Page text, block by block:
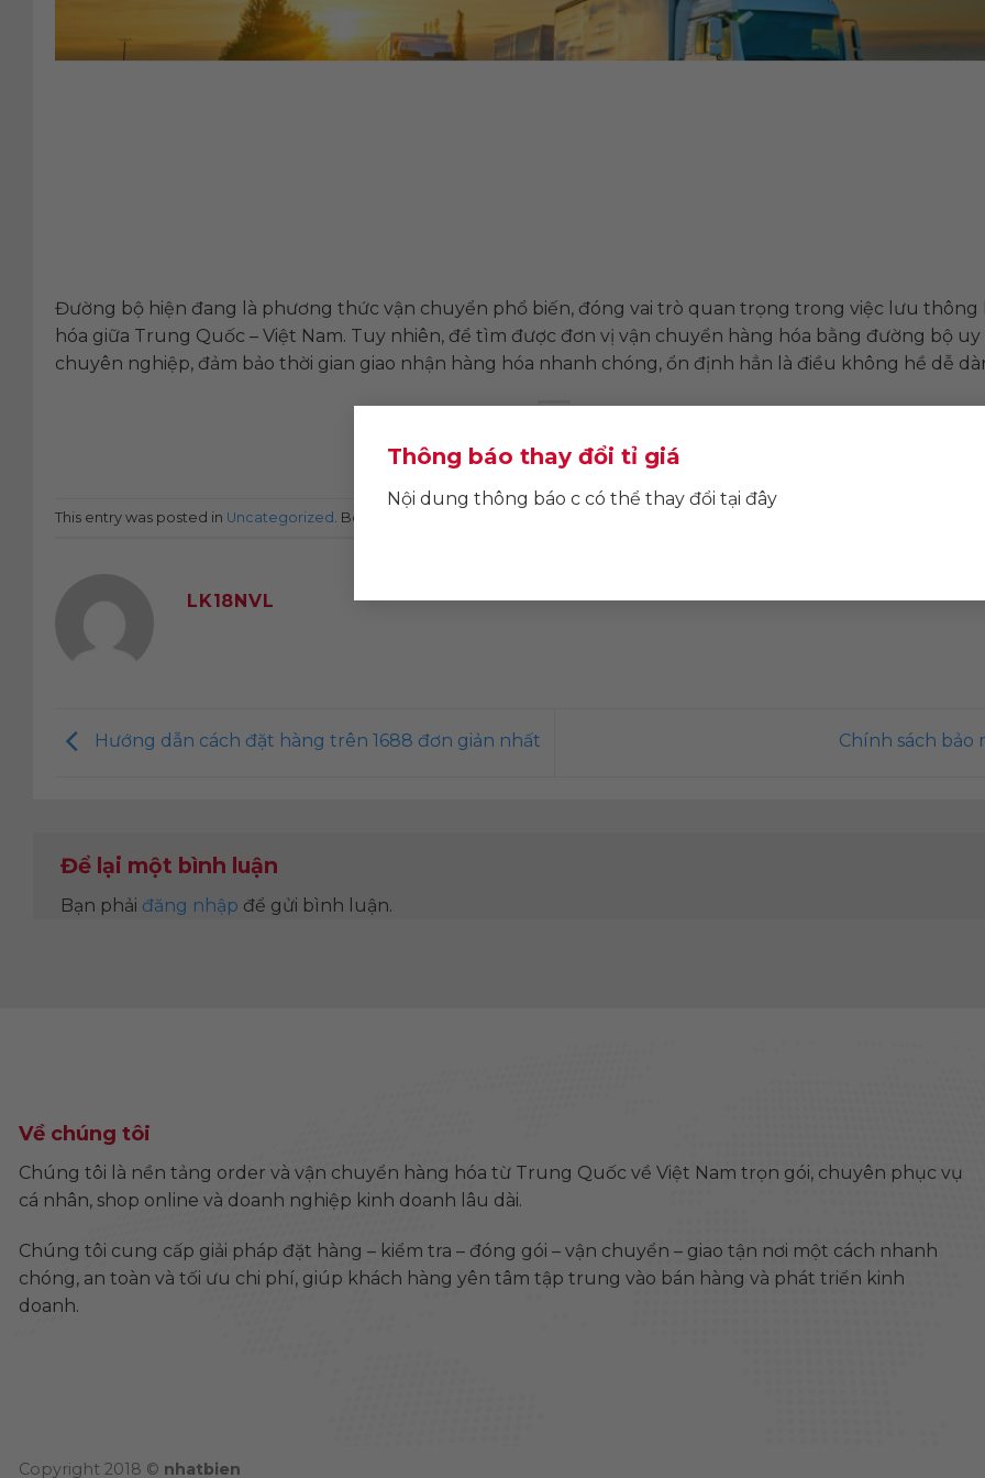
Thông báo thay đổi tỉ giá
Nội dung thông báo c có thể thay đổi tại đây
Đường bộ hiện đang là phương thức vận chuyển phổ biến, đóng vai trò quan trọng trong việc lưu thông
hóa giữa Trung Quốc – Việt Nam. Tuy nhiên, để tìm được đơn vị vận chuyển hàng hóa bằng đường bộ
chuyên nghiệp, đảm bảo thời gian giao nhận hàng hóa nhanh chóng, ổn định hẳn là điều không hề dễ
This entry was posted in Uncategorized . Bookmark the
LK18NVL
Hướng dẫn cách đặt hàng trên 1688 đơn giản nhất Chính sách bảo
Để lại một bình luận
Bạn phải đăng nhập để gửi bình luận.
Về chúng tôi
Chúng tôi là nền tảng order và vận chuyển hàng hóa từ Trung Quốc về Việt Nam trọn gói, chuyên phục vụ
cá nhân, shop online và doanh nghiệp kinh doanh lâu dài.
Chúng tôi cung cấp giải pháp đặt hàng – kiểm tra – đóng gói – vận chuyển – giao tận nơi một cách nhanh
chóng, an toàn và tối ưu chi phí, giúp khách hàng yên tâm tập trung vào bán hàng và phát triển kinh
doanh.
Copyright 2018 © nhatbien